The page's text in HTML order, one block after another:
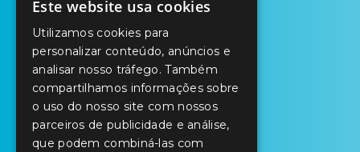
PORTUGUESE
ENGLISH
SPANISH
Este website usa cookies
Utilizamos cookies para
personalizar conteúdo, anúncios e
analisar nosso tráfego. Também
compartilhamos informações sobre
o uso do nosso site com nossos
parceiros de publicidade e análise,
que podem combiná-las com